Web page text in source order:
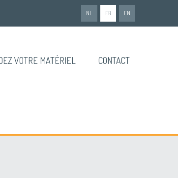
NL FR EN
VOTRE MATÉRIEL CONTACT